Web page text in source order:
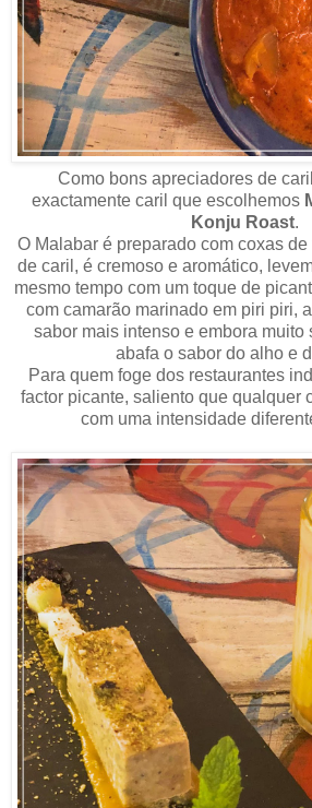
Como bons apreciadores de
exactamente caril que escolhemos
Konju Roast.
O Malabar é preparado com coxas
de caril, é cremoso e aromático,
mesmo tempo com um toque de
com camarão marinado em piri piri,
sabor mais intenso e embora muito
abafa o sabor do alho e
Para quem foge dos restaurantes
factor picante, saliento que qualquer
com uma intensidade